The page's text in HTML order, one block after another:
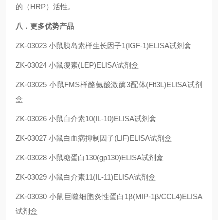
的（HRP）活性。
八．更多优势产品
ZK-03023 小鼠胰岛素样生长因子1(IGF-1)ELISA试剂盒
ZK-03024 小鼠瘦素(LEP)ELISA试剂盒
ZK-03025 小鼠FMS样酪氨酸激酶3配体(Flt3L)ELISA试剂
盒
ZK-03026 小鼠白介素10(IL-10)ELISA试剂盒
ZK-03027 小鼠白血病抑制因子(LIF)ELISA试剂盒
ZK-03028 小鼠糖蛋白130(gp130)ELISA试剂盒
ZK-03029 小鼠白介素11(IL-11)ELISA试剂盒
ZK-03030 小鼠巨噬细胞炎性蛋白1β(MIP-1β/CCL4)ELISA
试剂盒